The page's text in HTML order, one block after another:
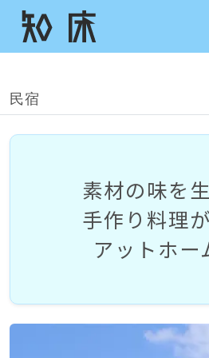
民宿
素材の味を
手作り料理が
アットホー